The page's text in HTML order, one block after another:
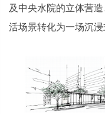
及中央水院的立体营
活场景转化为一场沉浸